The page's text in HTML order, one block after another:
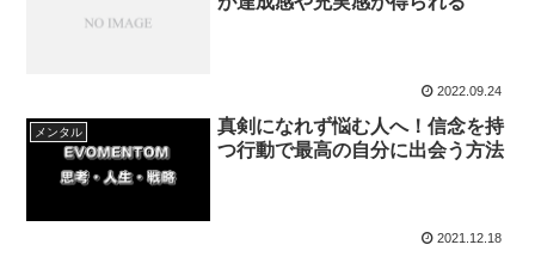
2022.09.24
メンタル
真剣になれず悩む人へ！信念を持
つ行動で最高の自分に出会う方法
2021.12.18